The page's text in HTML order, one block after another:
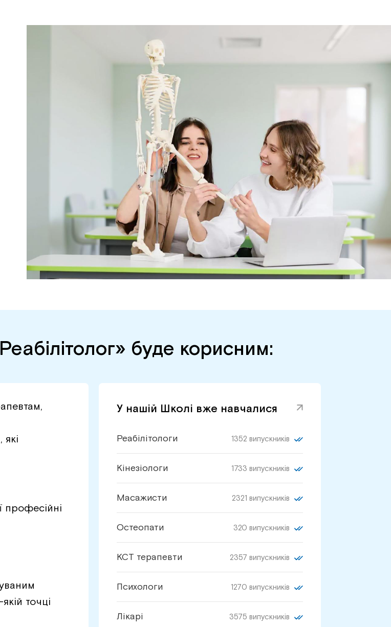
буде корисним:
професійні
точці
У нашій Школі вже навчалися
Реабілітологи 1352 випускників
Кінезіологи 1733 випускників
Масажисти 2321 випускників
Остеопати 320 випускників
КСТ терапевти 2357 випускників
Психологи 1270 випускників
Лікарі 3575 випускників